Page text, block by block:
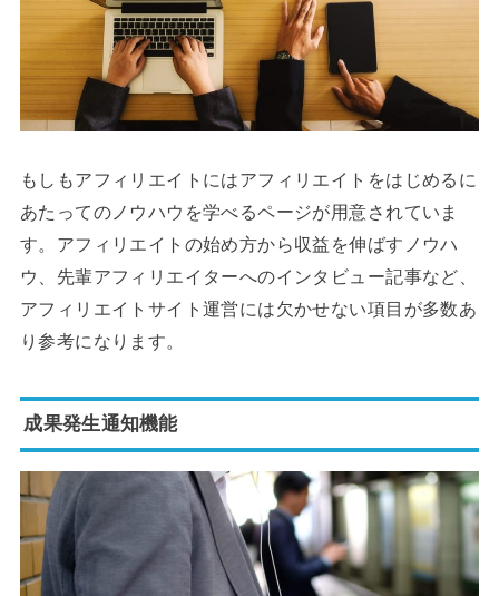
もしもアフィリエイトにはアフィリエイトをはじめるに
あたってのノウハウを学べるページが用意されていま
す。アフィリエイトの始め方から収益を伸ばすノウハ
ウ、先輩アフィリエイターへのインタビュー記事など、
アフィリエイトサイト運営には欠かせない項目が多数あ
り参考になります。
成果発生通知機能